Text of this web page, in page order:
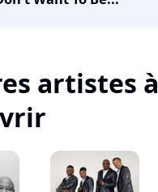
artistes à